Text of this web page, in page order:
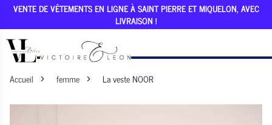
VENTE DE VÊTEMENTS EN LIGNE À SAINT PIERRE ET MIQUELON, AVEC
LIVRAISON !
Accueil femme La veste NOOR